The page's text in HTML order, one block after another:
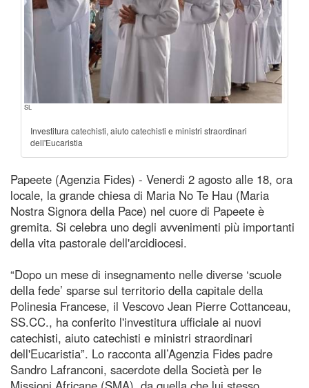
SL
Investitura catechisti, aiuto catechisti e ministri straordinari
dell'Eucaristia
Papeete (Agenzia Fides) - Venerdi 2 agosto alle 18, ora
locale, la grande chiesa di Maria No Te Hau (Maria
Nostra Signora della Pace) nel cuore di Papeete è
gremita. Si celebra uno degli avvenimenti più importanti
della vita pastorale dell'arcidiocesi.
“Dopo un mese di insegnamento nelle diverse ‘scuole
della fede’ sparse sul territorio della capitale della
Polinesia Francese, il Vescovo Jean Pierre Cottanceau,
SS.CC., ha conferito l'investitura ufficiale ai nuovi
catechisti, aiuto catechisti e ministri straordinari
dell'Eucaristia”. Lo racconta all’Agenzia Fides padre
Sandro Lafranconi, sacerdote della Società per le